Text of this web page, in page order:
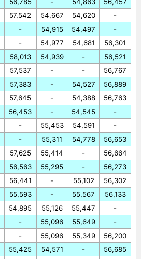
57,542
-
-
58,013
57,537
57,383
57,645
56,453
-
-
57,625
56,563
56,441
55,593
54,895
-
-
55,425
54,667
54,915
54,977
54,939
-
-
-
-
55,453
55,311
55,414
55,295
-
-
55,126
55,096
55,096
54,571
54,620
54,497
54,681
-
-
54,527
54,388
54,545
54,591
54,778
-
-
55,102
55,567
55,447
55,649
55,349
-
-
-
56,301
56,521
56,767
56,889
56,763
-
-
56,653
56,664
56,273
56,302
56,133
-
-
56,200
56,685